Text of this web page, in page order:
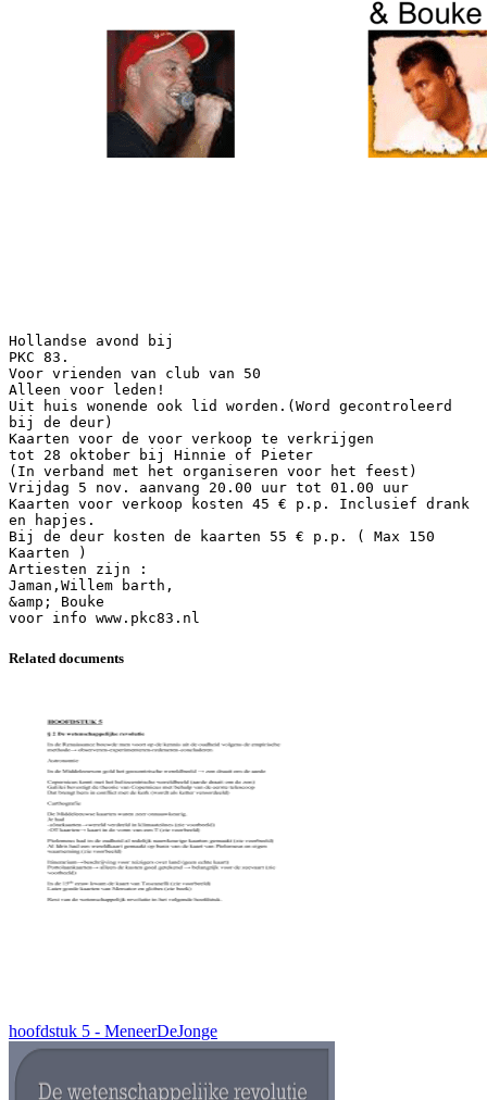
Hollandse avond bij
PKC 83.
Voor vrienden van club van 50
Alleen voor leden!
Uit huis wonende ook lid worden.(Word gecontroleerd
bij de deur)
Kaarten voor de voor verkoop te verkrijgen
tot 28 oktober bij Hinnie of Pieter
(In verband met het organiseren voor het feest)
Vrijdag 5 nov. aanvang 20.00 uur tot 01.00 uur
Kaarten voor verkoop kosten 45 € p.p. Inclusief drank
en hapjes.
Bij de deur kosten de kaarten 55 € p.p. ( Max 150
Kaarten )
Artiesten zijn :
Jaman,Willem barth,
&amp; Bouke
Related documents
hoofdstuk 5 - MeneerDeJonge